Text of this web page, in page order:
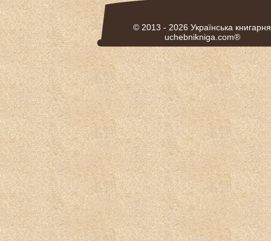
© 2013 - 2026 Українська книгарня
uchebnikniga.com®